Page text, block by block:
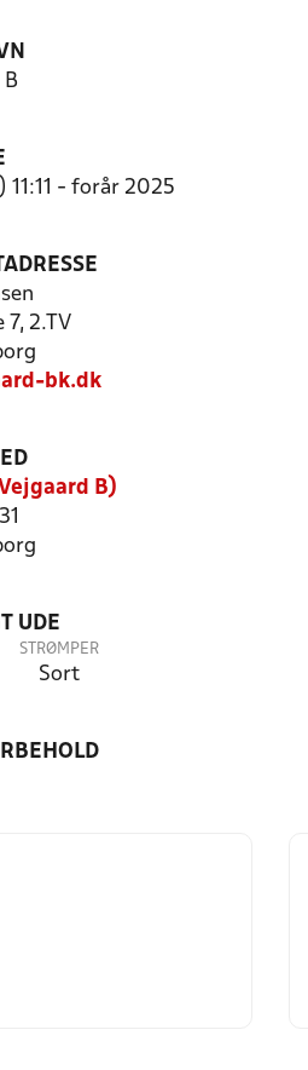
B
11:11 - forår 2025
7, 2.TV
bk.dk
B)
UDE
STRØMPER
Sort